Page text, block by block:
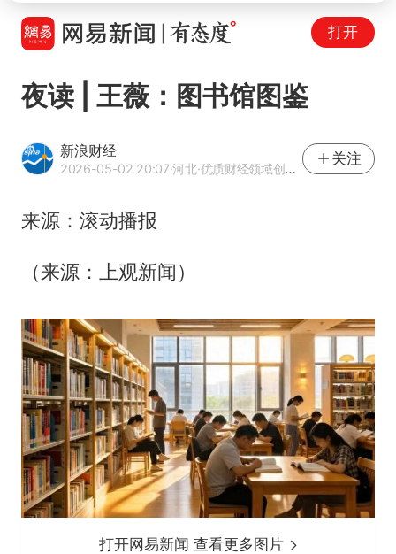
打开
夜读 | 王薇：图书馆图鉴
新浪财经
2026-05-02 20:07·河北·优质财经领域创作者
关注
来源：滚动播报
（来源：上观新闻）
打开网易新闻 查看更多图片